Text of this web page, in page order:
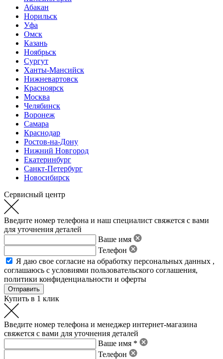
Абакан
Норильск
Уфа
Омск
Казань
Ноябрьск
Сургут
Ханты-Мансийск
Нижневартовск
Красноярск
Москва
Челябинск
Воронеж
Самара
Краснодар
Ростов-на-Дону
Нижний Новгород
Екатеринбург
Санкт-Петербург
Новосибирск
Сервисный центр
Введите номер телефона и наш специалист свяжется с вами
для уточнения деталей
Ваше имя
Телефон
Я даю свое согласие на обработку персональных данных ,
соглашаюсь с условиями пользовательского соглашения,
политики конфиденциальности и оферты
Купить в 1 клик
Введите номер телефона и менеджер интернет-магазина
свяжется с вами для уточнения деталей
Ваше имя *
Телефон